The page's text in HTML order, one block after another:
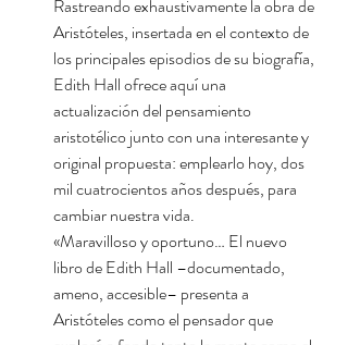
Rastreando exhaustivamente la obra de
Aristóteles, insertada en el contexto de
los principales episodios de su biografía,
Edith Hall ofrece aquí una
actualización del pensamiento
aristotélico junto con una interesante y
original propuesta: emplearlo hoy, dos
mil cuatrocientos años después, para
cambiar nuestra vida.
«Maravilloso y oportuno… El nuevo
libro de Edith Hall –documentado,
ameno, accesible– presenta a
Aristóteles como el pensador que